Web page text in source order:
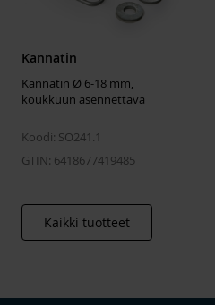
Kannatin
Kannatin Ø 6-18 mm,
koukkuun asennettava
Koodi: SO241.1
GTIN: 6418677419485
Kaikki tuotteet